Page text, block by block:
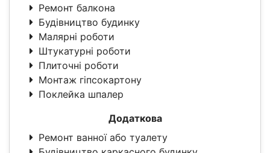
Ремонт балкона
Будівництво будинку
Малярні роботи
Штукатурні роботи
Плиточні роботи
Монтаж гіпсокартону
Поклейка шпалер
Додаткова
Ремонт ванної або туалету